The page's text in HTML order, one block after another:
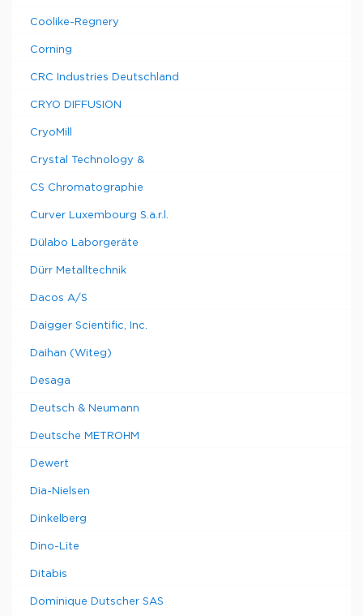
Coolike-Regnery
Corning
CRC Industries Deutschland
CRYO DIFFUSION
CryoMill
Crystal Technology &
CS Chromatographie
Curver Luxembourg S.a.r.l.
Dülabo Laborgeräte
Dürr Metalltechnik
Dacos A/S
Daigger Scientific, Inc.
Daihan (Witeg)
Desaga
Deutsch & Neumann
Deutsche METROHM
Dewert
Dia-Nielsen
Dinkelberg
Dino-Lite
Ditabis
Dominique Dutscher SAS